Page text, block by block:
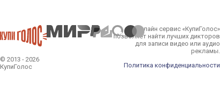
© 2013 - 2026
КупиГолос
Онлайн сервис «КупиГолос»
позволяет найти лучших дикторов
для записи видео или аудио
рекламы.
Политика конфиденциальности